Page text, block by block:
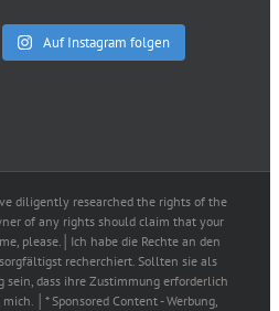
Auf Instagram folgen
diligently researched the rights of the
of any rights should claim that your
please.│Ich habe die Rechte an den
recherchiert. Sollten sie als
sein, dass ihre Zustimmung erforderlich
│* Sponsored Content - Werbung,